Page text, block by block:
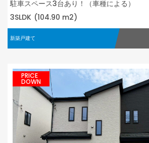
駐車スペース3台あり！（車種による）
3SLDK (104.90 m2)
新築戸建て
PRICE
DOWN